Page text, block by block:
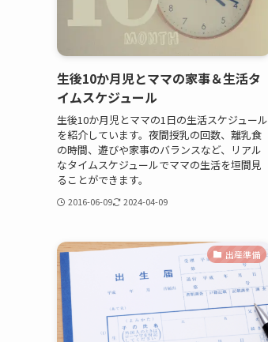
生後10か月児とママの家事＆生活タ
イムスケジュール
生後10か月児とママの1日の生活スケジュール
を紹介しています。夜間授乳の回数、離乳食
の時間、遊びや家事のバランスなど、リアル
なタイムスケジュールでママの生活を垣間見
ることができます。
2016-06-09 2024-04-09
出産準備